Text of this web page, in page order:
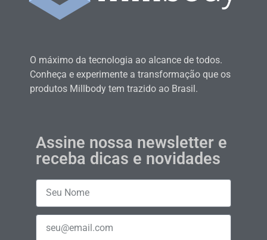
O máximo da tecnologia ao alcance de todos.
Conheça e experimente a transformação que os
produtos Millbody tem trazido ao Brasil.
Assine nossa newsletter e
receba dicas e novidades